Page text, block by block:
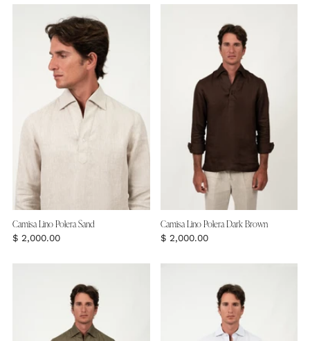
Camisa Lino Polera Sand
$ 2,000.00
Camisa Lino Polera Dark Brown
$ 2,000.00